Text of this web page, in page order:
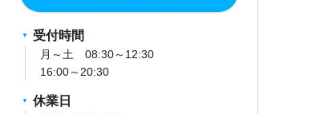
受付時間
月～土 08:30～12:30
16:00～20:30
休業日